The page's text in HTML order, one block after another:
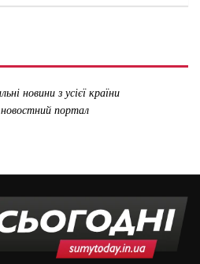
новини з усієї країни
новостний портал